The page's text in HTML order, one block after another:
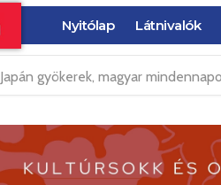
Nyitólap Látnivalók
Japán gyökerek, magyar